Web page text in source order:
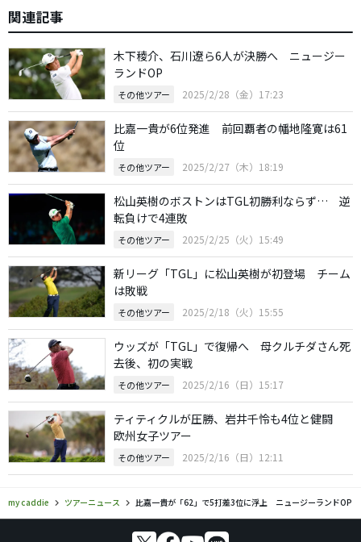
関連記事
木下稜介、石川遼ら6人が決勝へ ニュージー
ランドOP
その他ツアー 2025/2/28（金）17:23
比嘉一貴が6位発進 前回覇者の幡地隆寛は61
位
その他ツアー 2025/2/27（木）18:19
松山英樹のボストンはTGL初勝利ならず… 逆
転負けで4連敗
その他ツアー 2025/2/25（火）15:49
新リーグ「TGL」に松山英樹が初登場 チーム
は敗戦
その他ツアー 2025/2/18（火）15:55
ウッズが「TGL」で復帰へ 母クルチダさん死
去後、初の実戦
その他ツアー 2025/2/16（日）15:17
ティティクルが圧勝、岩井千怜も4位と健闘
欧州女子ツアー
その他ツアー 2025/2/16（日）12:11
my caddie ツアーニュース 比嘉一貴が「62」で5打差3位に浮上 ニュージーランドOP